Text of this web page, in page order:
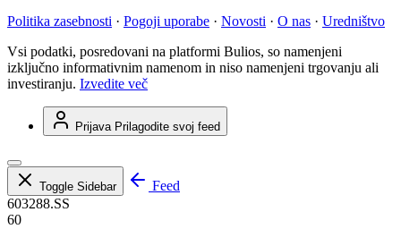
Politika zasebnosti · Pogoji uporabe · Novosti · O nas · Uredništvo
Vsi podatki, posredovani na platformi Bulios, so namenjeni
izključno informativnim namenom in niso namenjeni trgovanju ali
investiranju. Izvedite več
Prijava Prilagodite svoj feed
Toggle Sidebar
Feed
603288.SS
60